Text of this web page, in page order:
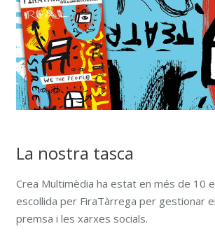
La nostra tasca
Crea Multimèdia ha estat en més de 10
escollida per FiraTàrrega per gestionar
premsa i les xarxes socials.